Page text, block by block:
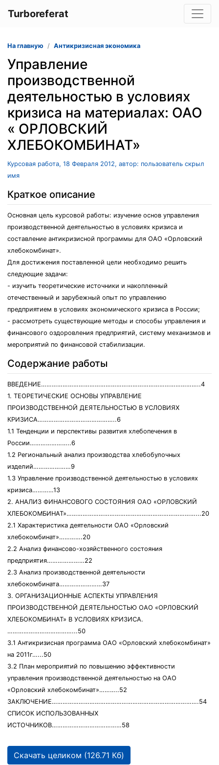
Turboreferat
На главную Антикризисная экономика
Управление
производственной
деятельностью в условиях
кризиса на материалах: ОАО
« ОРЛОВСКИЙ
ХЛЕБОКОМБИНАТ»
Курсовая работа, 18 Февраля 2012, автор: пользователь скрыл
имя
Краткое описание
Основная цель курсовой работы: изучение основ управления
производственной деятельностью в условиях кризиса и
составление антикризисной программы для ОАО «Орловский
хлебокомбинат».
Для достижения поставленной цели необходимо решить
следующие задачи:
- изучить теоретические источники и накопленный
отечественный и зарубежный опыт по управлению
предприятием в условиях экономического кризиса в России;
- рассмотреть существующие методы и способы управления и
финансового оздоровления предприятий, систему механизмов и
мероприятий по финансовой стабилизации.
Содержание работы
ВВЕДЕНИЕ……………………………………………………………………………..4
1. ТЕОРЕТИЧЕСКИЕ ОСНОВЫ УПРАВЛЕНИЕ
ПРОИЗВОДСТВЕННОЙ ДЕЯТЕЛЬНОСТЬЮ В УСЛОВИЯХ
КРИЗИСА……………………………………..6
1.1 Тенденции и перспективы развития хлебопечения в
России…………………..6
1.2 Региональный анализ производства хлебобулочных
изделий…………………9
1.3 Управление производственной деятельностью в условиях
кризиса…………13
2. АНАЛИЗ ФИНАНСОВОГО СОСТОЯНИЯ ОАО «ОРЛОВСКИЙ
ХЛЕБОКОМБИНАТ»………………………………………………………………...20
2.1 Характеристика деятельности ОАО «Орловский
хлебокомбинат»………….20
2.2 Анализ финансово-хозяйственного состояния
предприятия…………………22
2.3 Анализ производственной деятельности
хлебокомбината……………………37
3. ОРГАНИЗАЦИОННЫЕ АСПЕКТЫ УПРАВЛЕНИЯ
ПРОИЗВОДСТВЕННОЙ ДЕЯТЕЛЬНОСТЬЮ ОАО «ОРЛОВСКИЙ
ХЛЕБОКОМБИНАТ» В УСЛОВИЯХ КРИЗИСА.
………………………………...50
3.1 Антикризисная программа ОАО «Орловский хлебокомбинат»
на 2011г…...50
3.2 План мероприятий по повышению эффективности
управления производственной деятельностью на ОАО
«Орловский хлебокомбинат»………..52
ЗАКЛЮЧЕНИЕ……………………………………………………………………….54
СПИСОК ИСПОЛЬЗОВАННЫХ
ИСТОЧНИКОВ…………………………………58
Скачать целиком (126.71 Кб)